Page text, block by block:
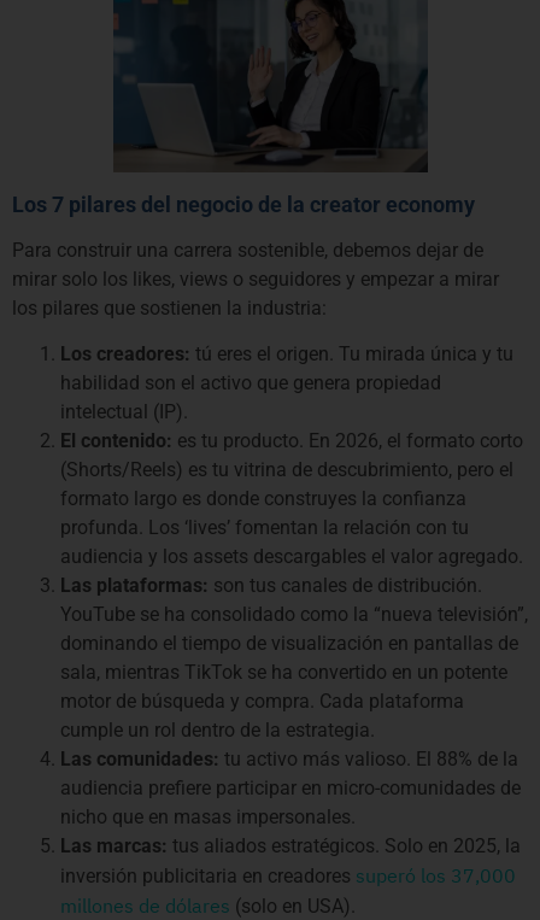
Los 7 pilares del negocio de la creator economy
Para construir una carrera sostenible, debemos dejar de
mirar solo los likes, views o seguidores y empezar a mirar
los pilares que sostienen la industria:
Los creadores: tú eres el origen. Tu mirada única y tu
habilidad son el activo que genera propiedad
intelectual (IP).
El contenido: es tu producto. En 2026, el formato corto
(Shorts/Reels) es tu vitrina de descubrimiento, pero el
formato largo es donde construyes la confianza
profunda. Los ‘lives’ fomentan la relación con tu
audiencia y los assets descargables el valor agregado.
Las plataformas: son tus canales de distribución.
YouTube se ha consolidado como la “nueva televisión”,
dominando el tiempo de visualización en pantallas de
sala, mientras TikTok se ha convertido en un potente
motor de búsqueda y compra. Cada plataforma
cumple un rol dentro de la estrategia.
Las comunidades: tu activo más valioso. El 88% de la
audiencia prefiere participar en micro-comunidades de
nicho que en masas impersonales.
Las marcas: tus aliados estratégicos. Solo en 2025, la
inversión publicitaria en creadores superó los 37,000
millones de dólares (solo en USA).